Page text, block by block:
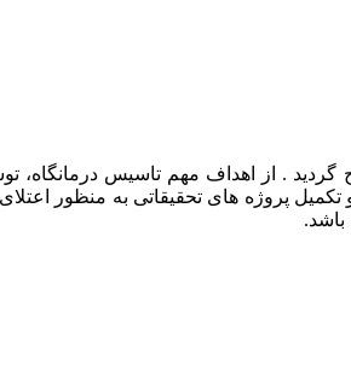
دامپزشکی دامپزشکان سبز در سال ۱۳۹۷ افتتاح
تکمیل پروژه های تحقیقاتی به منظور
باشد.